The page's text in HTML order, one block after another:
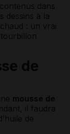
dans
dessins à la
: un vrai
de
mousse de
il faudra
de